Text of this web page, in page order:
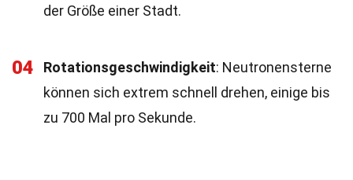
der Größe einer Stadt.
04 Rotationsgeschwindigkeit: Neutronensterne
können sich extrem schnell drehen, einige bis
zu 700 Mal pro Sekunde.